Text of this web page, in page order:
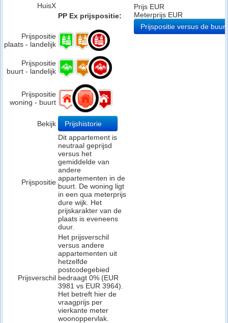
HuisX
PP Ex prijspositie:
Prijspositie
plaats - landelijk
Prijspositie
buurt - landelijk
Prijspositie
woning - buurt
Bekijk Prijshistorie
Prijspositie
Dit appartement is
neutraal geprijsd
versus het
gemiddelde van
andere
appartementen in de
buurt. De woning ligt
in een qua meterprijs
dure wijk. Het
prijskarakter van de
plaats is eveneens
duur.
Prijsverschil
Het prijsverschil
versus andere
appartementen uit
hetzelfde
postcodegebied
bedraagt 0% (EUR
3981 vs EUR 3964).
Het betreft hier de
vraagprijs per
vierkante meter
woonoppervlak.
Prijs EUR
Meterprijs EUR
Prijspositie versus de buurt